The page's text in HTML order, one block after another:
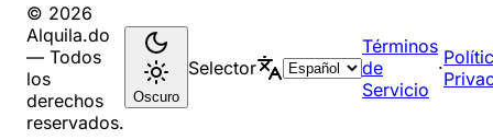
© 2026
Alquila.do
— Todos
los
derechos
reservados.
Oscuro
Selector
Términos
de
Servicio
·